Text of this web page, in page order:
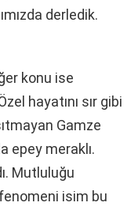
derledik.
konu ise
hayatını sır gibi
Gamze
epey meraklı.
Mutluluğu
isim bu